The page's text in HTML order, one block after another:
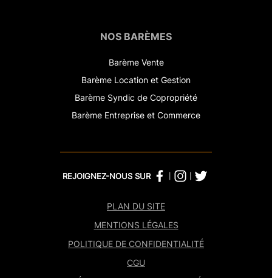
NOS BARÈMES
Barème Vente
Barème Location et Gestion
Barème Syndic de Copropriété
Barème Entreprise et Commerce
REJOIGNEZ-NOUS SUR
PLAN DU SITE
MENTIONS LÉGALES
POLITIQUE DE CONFIDENTIALITÉ
CGU